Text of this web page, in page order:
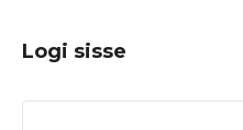
Logi sisse